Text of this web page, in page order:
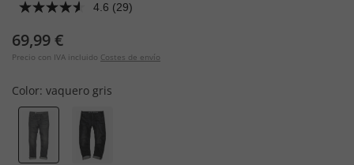
4.6 (29)
69,99 €
Precio con IVA incluido Costes de envío
Color: vaquero gris